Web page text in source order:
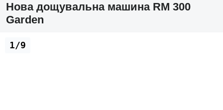
Нова дощувальна машина RM 300
Garden
1/9